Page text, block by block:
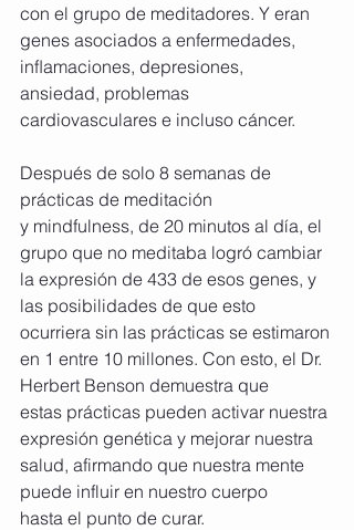
con el grupo de meditadores. Y eran
genes asociados a enfermedades,
inﬂamaciones, depresiones,
ansiedad, problemas
cardiovasculares e incluso cáncer.
Después de solo 8 semanas de
prácticas de meditación
y mindfulness, de 20 minutos al día, el
grupo que no meditaba logró cambiar
la expresión de 433 de esos genes, y
las posibilidades de que esto
ocurriera sin las prácticas se estimaron
en 1 entre 10 millones. Con esto, el Dr.
Herbert Benson demuestra que
estas prácticas pueden activar nuestra
expresión genética y mejorar nuestra
salud, afirmando que nuestra mente
puede influir en nuestro cuerpo
hasta el punto de curar.